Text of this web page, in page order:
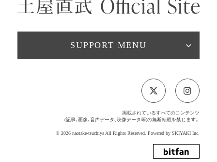
SUPPORT MENU
掲載されているすべてのコンテンツ
(記事、画像、音声データ、映像データ等)の無断転載を禁じます。
© 2026 naotake-tsuchiya All Rights Reserved. Powered by SKIYAKI Inc.